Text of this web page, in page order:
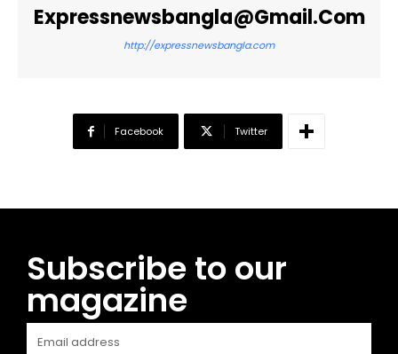
Expressnewsbangla@gmail.com
http://expressnewsbangla.com
Facebook Twitter
Subscribe to our
magazine